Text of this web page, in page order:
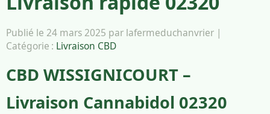
Publié le 24 mars 2025 par lafermeduchanvrier |
Catégorie : Livraison CBD
CBD WISSIGNICOURT –
Livraison Cannabidol 02320